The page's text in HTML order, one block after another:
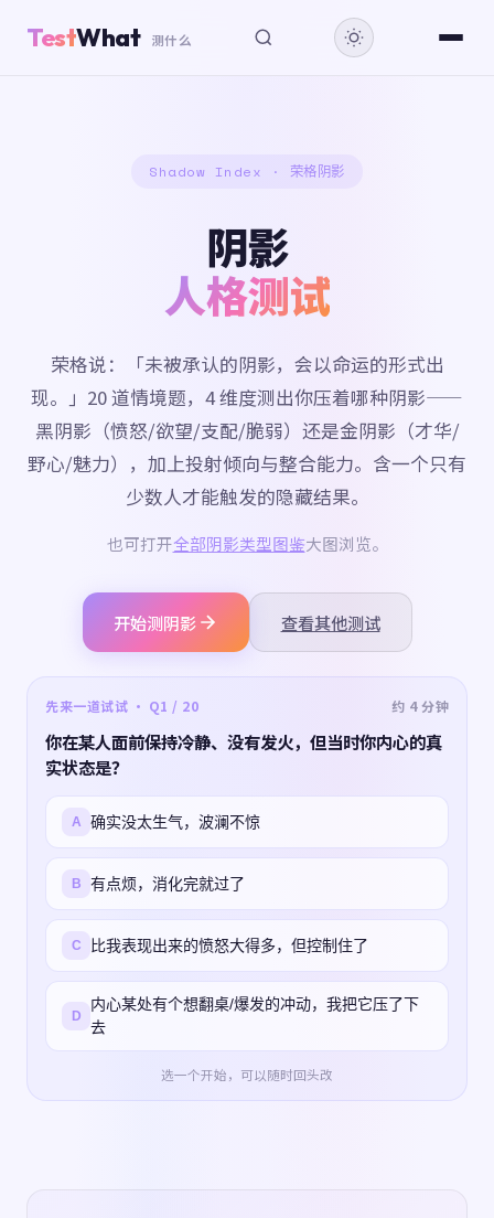
TestWhat 测什么
Shadow Index · 荣格阴影
阴影
人格测试
荣格说：「未被承认的阴影，会以命运的形式出
现。」20 道情境题，4 维度测出你压着哪种阴影——
黑阴影（愤怒/欲望/支配/脆弱）还是金阴影（才华/
野心/魅力），加上投射倾向与整合能力。含一个只有
少数人才能触发的隐藏结果。
也可打开全部阴影类型图鉴大图浏览。
开始测阴影 查看其他测试
先来一道试试 · Q1 / 20 约 4 分钟
你在某人面前保持冷静、没有发火，但当时你内心的真
实状态是？
A 确实没太生气，波澜不惊
B 有点烦，消化完就过了
C 比我表现出来的愤怒大得多，但控制住了
D
内心某处有个想翻桌/爆发的冲动，我把它压了下
去
选一个开始，可以随时回头改